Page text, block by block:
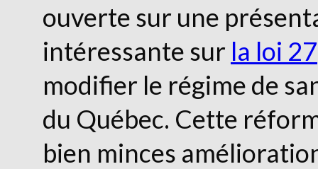
ouverte sur une
intéressante sur la loi 27
modifier le régime de
du Québec. Cette
bien minces